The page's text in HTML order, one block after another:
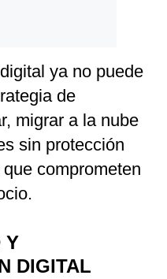
ya no puede
de
migrar a la nube
sin protección
comprometen
Y
DIGITAL